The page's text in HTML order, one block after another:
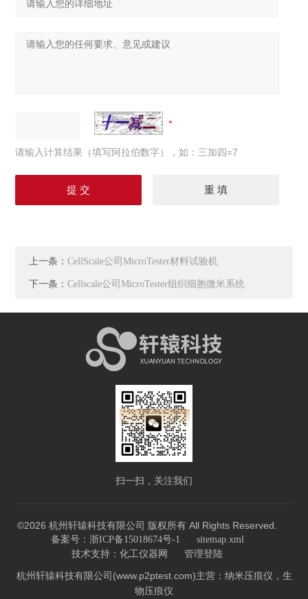
请输入计算结果（填写阿拉伯数字），如：三加四=7
上一条：CellScale公司MicroTester材料试验机
下一条：Cellscale公司MicroTester组织细胞微米系统
扫一扫，关注我们
©2026 杭州轩辕科技有限公司 版权所有 All Rights Reserved.
备案号：浙ICP备15018674号-1 sitemap.xml
技术支持： 化工仪器网 管理登陆
杭州轩辕科技有限公司(www.p2ptest.com)主营：纳米压痕仪，生
物压痕仪